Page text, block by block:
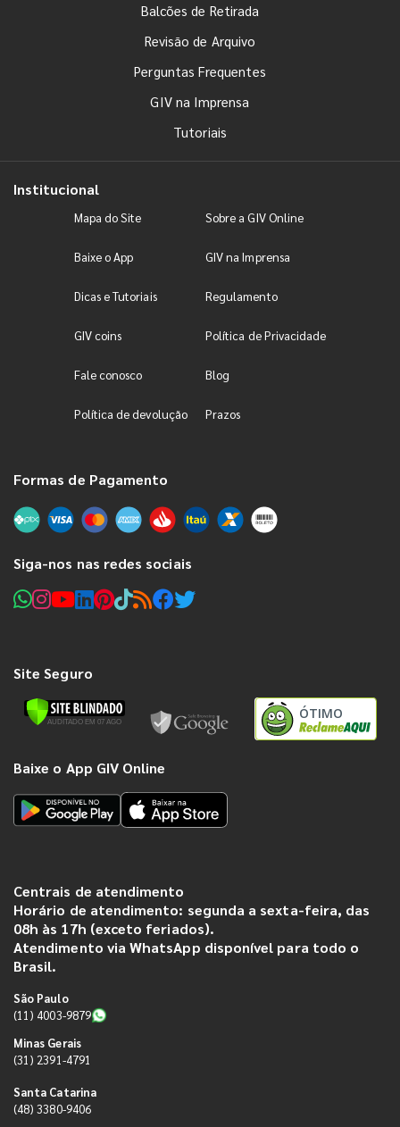
Balcões de Retirada
Revisão de Arquivo
Perguntas Frequentes
GIV na Imprensa
Tutoriais
Institucional
Mapa do Site Sobre a GIV Online
Baixe o App GIV na Imprensa
Dicas e Tutoriais Regulamento
GIV coins Política de Privacidade
Fale conosco Blog
Política de devolução Prazos
Formas de Pagamento
Siga-nos nas redes sociais
Site Seguro
ÓTIMO
Baixe o App GIV Online
Centrais de atendimento
Horário de atendimento: segunda a sexta-feira, das
08h às 17h (exceto feriados).
Atendimento via WhatsApp disponível para todo o
Brasil.
São Paulo
(11) 4003-9879
Minas Gerais
(31) 2391-4791
Santa Catarina
(48) 3380-9406